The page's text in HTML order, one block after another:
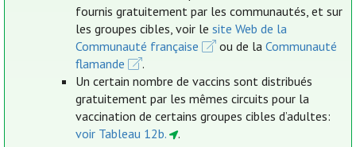
fournis gratuitement par les communautés, et sur
les groupes cibles, voir le site Web de la
Communauté française
ou de la Communauté
flamande
.
Un certain nombre de vaccins sont distribués
gratuitement par les mêmes circuits pour la
vaccination de certains groupes cibles d’adultes:
voir Tableau 12b.
.